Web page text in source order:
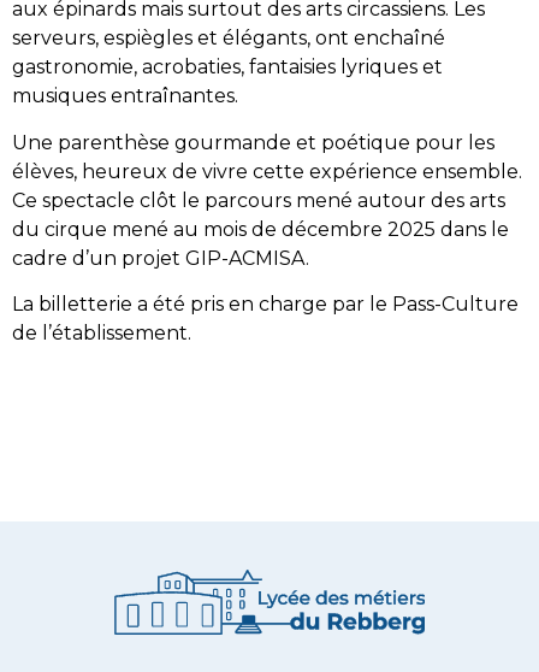
aux épinards mais surtout des arts circassiens. Les
serveurs, espiègles et élégants, ont enchaîné
gastronomie, acrobaties, fantaisies lyriques et
musiques entraînantes.
Une parenthèse gourmande et poétique pour les
élèves, heureux de vivre cette expérience ensemble.
Ce spectacle clôt le parcours mené autour des arts
du cirque mené au mois de décembre 2025 dans le
cadre d’un projet GIP-ACMISA.
La billetterie a été pris en charge par le Pass-Culture
de l’établissement.